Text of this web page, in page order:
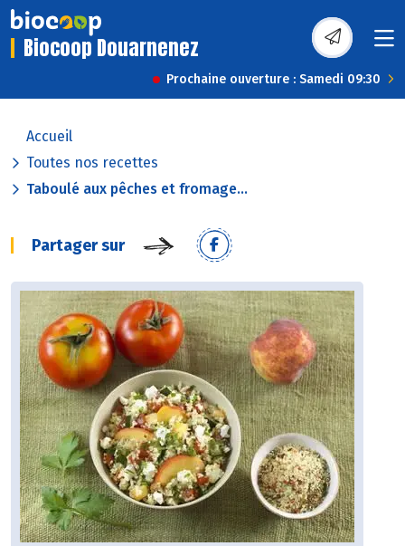
Biocoop Douarnenez
Prochaine ouverture : Samedi 09:30
Accueil
Toutes nos recettes
Taboulé aux pêches et fromage...
Partager sur